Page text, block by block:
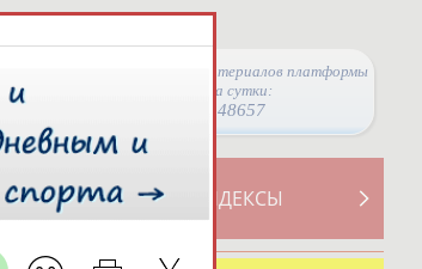
Просмотры материалов платформы
за сутки:
48657
СВОДНЫЕ ИНДЕКСЫ